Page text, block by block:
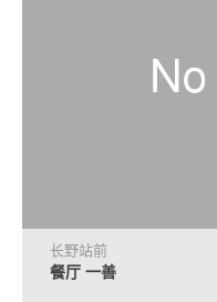
长野站前
餐厅 一善